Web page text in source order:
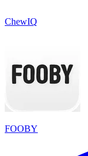
ChewIQ
FOOBY